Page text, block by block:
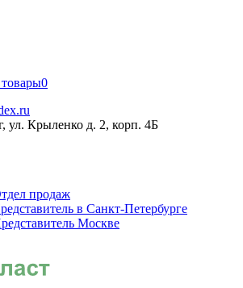
0
ул. Крыленко д. 2, корп. 4Б
продаж
в Санкт-Петербурге
Москве